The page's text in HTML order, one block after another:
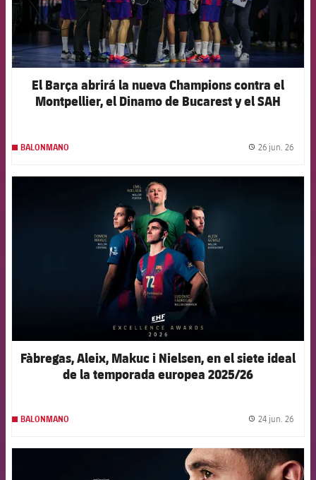
El Barça abrirá la nueva Champions contra el
Montpellier, el Dinamo de Bucarest y el SAH
BALONMANO 26 jun. 26
FCB Barcelona badge
Fàbregas, Aleix, Makuc i Nielsen, en el siete ideal
de la temporada europea 2025/26
BALONMANO 24 jun. 26
FCB Barcelona badge